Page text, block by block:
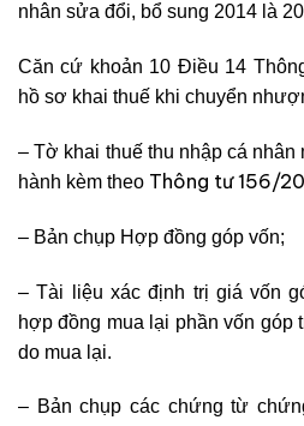
nhân sửa đổi, bổ sung 2014 là
Căn cứ khoản 10 Điều 14
hồ sơ khai thuế khi chuyển
– Tờ khai thuế thu nhập cá nhân
hành kèm theo Thông tư 156/
– Bản chụp Hợp đồng góp vốn;
– Tài liệu xác định trị giá vốn
hợp đồng mua lại phần vốn góp
do mua lại.
– Bản chụp các chứng từ